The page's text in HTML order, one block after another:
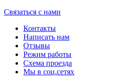
Связаться с нами
Контакты
Написать нам
Отзывы
Режим работы
Схема проезда
Мы в соц.сетях